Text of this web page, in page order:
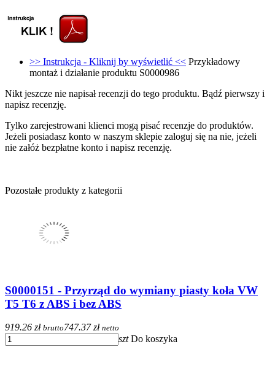
>> Instrukcja - Kliknij by wyświetlić << Przykładowy
montaż i działanie produktu S0000986
Nikt jeszcze nie napisał recenzji do tego produktu. Bądź pierwszy i
napisz recenzję.
Tylko zarejestrowani klienci mogą pisać recenzje do produktów.
Jeżeli posiadasz konto w naszym sklepie zaloguj się na nie, jeżeli
nie załóż bezpłatne konto i napisz recenzję.
Pozostałe produkty z kategorii
S0000151 - Przyrząd do wymiany piasty koła VW
T5 T6 z ABS i bez ABS
919.26 zł brutto747.37 zł netto
szt Do koszyka